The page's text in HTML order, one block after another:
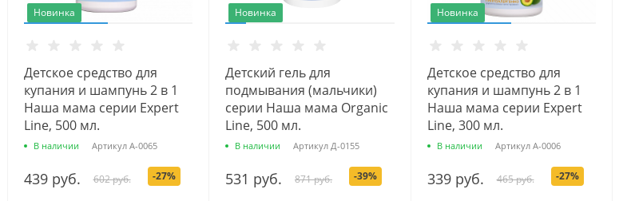
Новинка
Детское средство для
купания и шампунь 2 в 1
Наша мама серии Expert
Line, 500 мл.
В наличии Артикул А-0065
439 руб. 602 руб. -27%
Новинка
Детский гель для
подмывания (мальчики)
серии Наша мама Organic
Line, 500 мл.
В наличии Артикул Д-0155
531 руб. 871 руб. -39%
Новинка
Детское средство для
купания и шампунь 2 в 1
Наша мама серии Expert
Line, 300 мл.
В наличии Артикул А-0006
339 руб. 465 руб. -27%